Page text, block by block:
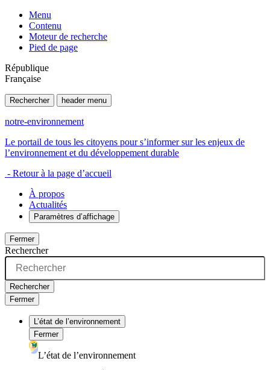
Menu
Contenu
Moteur de recherche
Pied de page
République
Française
Rechercher header menu
notre-environnement
Le portail de tous les citoyens pour s’informer sur les enjeux de
l’environnement et du développement durable
- Retour à la page d’accueil
À propos
Actualités
Paramètres d’affichage
Fermer
Rechercher
Rechercher
Fermer
L’état de l’environnement
Fermer
L’état de l’environnement